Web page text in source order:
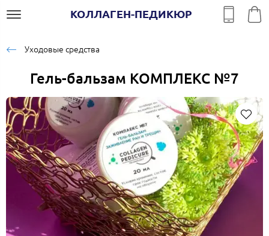
КОЛЛАГЕН-ПЕДИКЮР
Уходовые средства
Гель-бальзам КОМПЛЕКС №7